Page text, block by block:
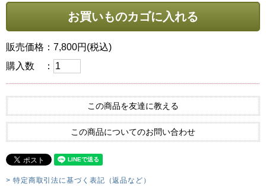
販売価格：7,800円(税込)
購入数 ：
この商品を友達に教える
この商品についてのお問い合わせ
> 特定商取引法に基づく表記（返品など）